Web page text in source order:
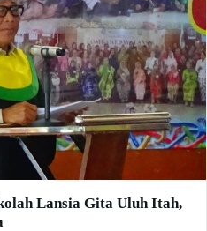
Lansia Gita Uluh Itah,